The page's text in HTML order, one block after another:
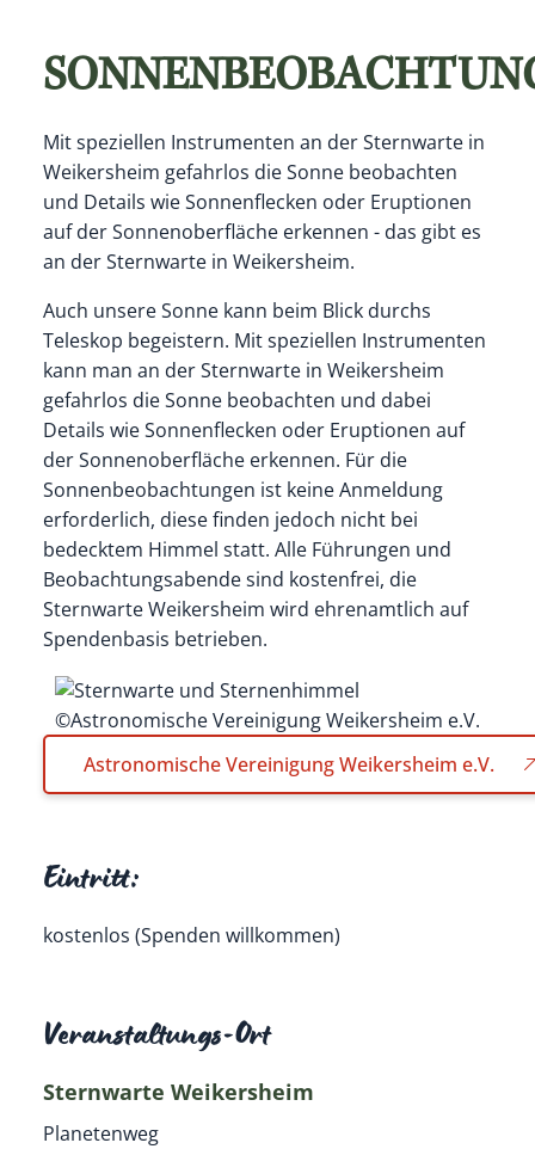
Mit speziellen Instrumenten an der Sternwarte in
Weikersheim gefahrlos die Sonne beobachten
und Details wie Sonnenflecken oder Eruptionen
auf der Sonnenoberfläche erkennen - das gibt es
an der Sternwarte in Weikersheim.
Auch unsere Sonne kann beim Blick durchs
Teleskop begeistern. Mit speziellen Instrumenten
kann man an der Sternwarte in Weikersheim
gefahrlos die Sonne beobachten und dabei
Details wie Sonnenflecken oder Eruptionen auf
der Sonnenoberfläche erkennen. Für die
Sonnenbeobachtungen ist keine Anmeldung
erforderlich, diese finden jedoch nicht bei
bedecktem Himmel statt. Alle Führungen und
Beobachtungsabende sind kostenfrei, die
Sternwarte Weikersheim wird ehrenamtlich auf
Spendenbasis betrieben.
©Astronomische Vereinigung Weikersheim e.V.
Astronomische Vereinigung Weikersheim e.V.
Eintritt:
kostenlos (Spenden willkommen)
Veranstaltungs-Ort
Sternwarte Weikersheim
Planetenweg